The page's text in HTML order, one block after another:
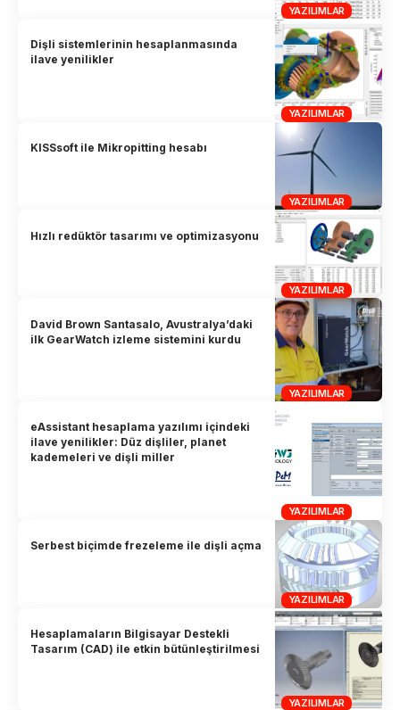
YAZILIMLAR
YAZILIMLAR
Dişli sistemlerinin hesaplanmasında
ilave yenilikler
YAZILIMLAR
KISSsoft ile Mikropitting hesabı
YAZILIMLAR
Hızlı redüktör tasarımı ve optimizasyonu
YAZILIMLAR
David Brown Santasalo, Avustralya’daki
ilk GearWatch izleme sistemini kurdu
YAZILIMLAR
eAssistant hesaplama yazılımı içindeki
ilave yenilikler: Düz dişliler, planet
kademeleri ve dişli miller
YAZILIMLAR
Serbest biçimde frezeleme ile dişli açma
YAZILIMLAR
Hesaplamaların Bilgisayar Destekli
Tasarım (CAD) ile etkin bütünleştirilmesi